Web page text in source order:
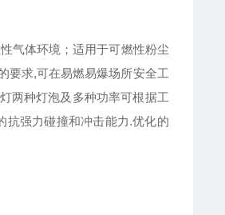
气体环境；适用于可燃性粉尘
要求,可在易燃易爆场所安全工
两种灯泡及多种功率可根据工
抗强力碰撞和冲击能力.优化的